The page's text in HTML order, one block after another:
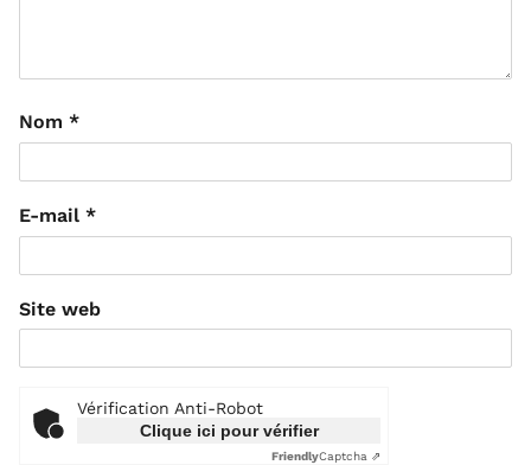
Nom *
E-mail *
Site web
Vérification Anti-Robot
Clique ici pour vérifier
FriendlyCaptcha ⇗